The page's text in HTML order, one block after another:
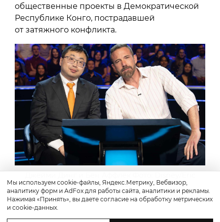
общественные проекты в Демократической
Республике Конго, пострадавшей
от затяжного конфликта.
McCandless
Мы используем cookie-файлы, Яндекс.Метрику, Вебвизор,
аналитику форм и AdFox для работы сайта, аналитики и рекламы.
Нажимая «Принять», вы даете согласие на обработку метрических
и cookie-данных.